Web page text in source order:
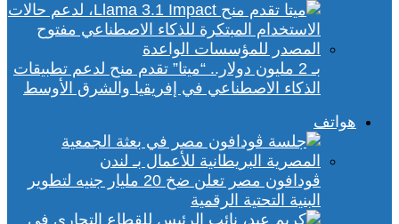
بـ 2 مليون دولار.. “ميتا” تقدم منح لدعم تطبيقات
الذكاء الاصطناعي في إفريقيا والشرق الأوسط
هواتف
ڤودافون مصر تعلن ضخ 20 مليار جنيه لتطوير
البنية التحتية الرقمية